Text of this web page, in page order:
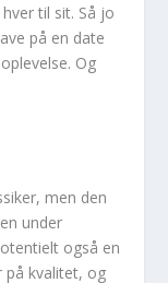
til sit. Så jo
på en date
Og
men den
under
også en
på kvalitet, og